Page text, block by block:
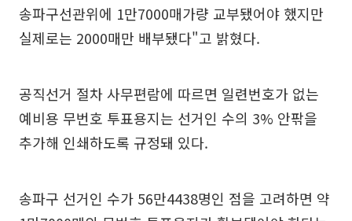
송파구선관위에 1만7000매가량 교부됐어야 했지만
실제로는 2000매만 배부됐다"고 밝혔다.
공직선거 절차 사무편람에 따르면 일련번호가 없는
예비용 무번호 투표용지는 선거인 수의 3% 안팎을
추가해 인쇄하도록 규정돼 있다.
송파구 선거인 수가 56만4438명인 점을 고려하면 약